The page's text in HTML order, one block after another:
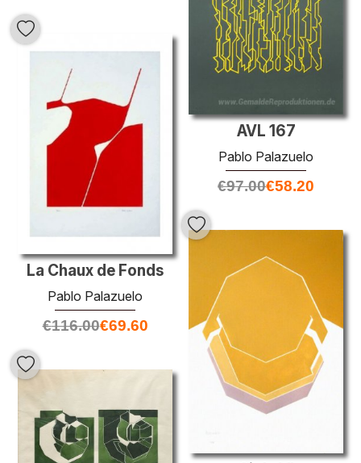
AVL 167
Pablo Palazuelo
€97.00€58.20
La Chaux de Fonds
Pablo Palazuelo
€116.00€69.60